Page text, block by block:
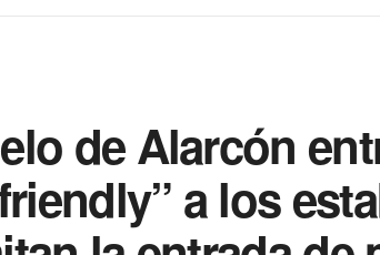
de Alarcón
a los